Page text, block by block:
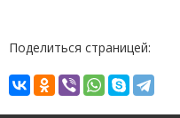
Поделиться страницей: